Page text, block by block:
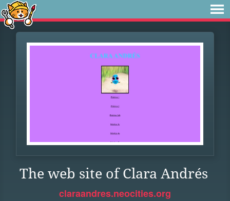
The web site of Clara Andrés
claraandres.neocities.org